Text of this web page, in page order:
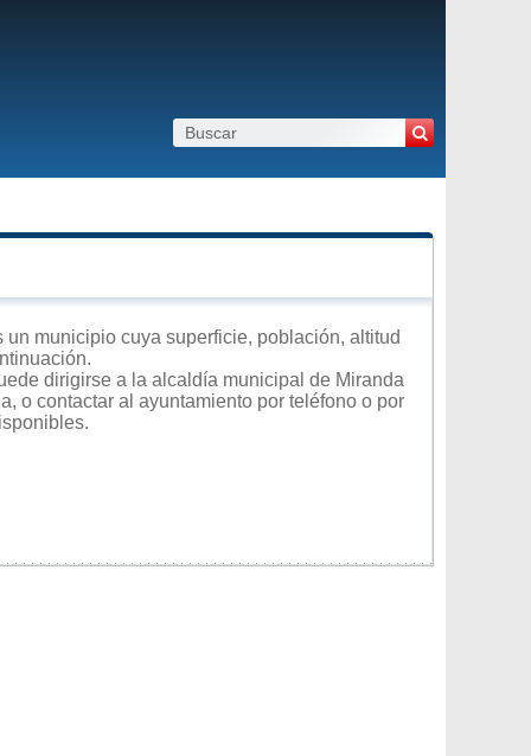
municipio cuya superficie, población, altitud
dirigirse a la alcaldía municipal de Miranda
o contactar al ayuntamiento por teléfono o por